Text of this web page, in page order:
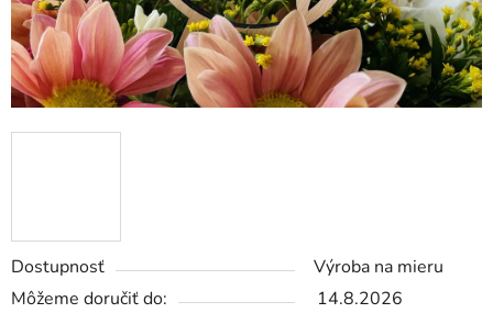
Dostupnosť
Výroba na mieru
Môžeme doručiť do:
14.8.2026